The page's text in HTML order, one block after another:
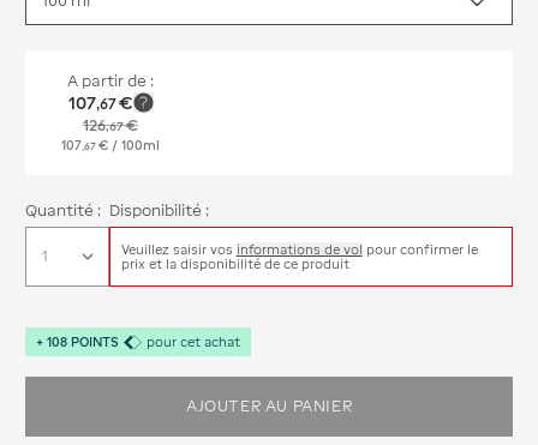
A partir de :
107,67€
126,67€
107 67 € / 100ml
Quantité : Disponibilité :
Veuillez saisir vos informations de vol pour confirmer le
prix et la disponibilité de ce produit
+ 108 POINTS pour cet achat
AJOUTER AU PANIER